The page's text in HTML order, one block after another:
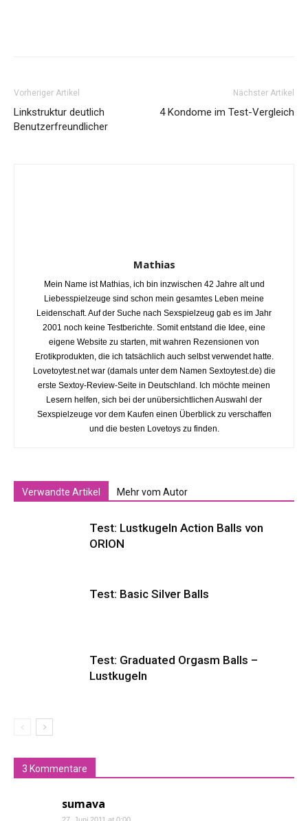
Vorheriger Artikel
Linkstruktur deutlich
Benutzerfreundlicher
Nächster Artikel
4 Kondome im Test-Vergleich
Mathias
Mein Name ist Mathias, ich bin inzwischen 42 Jahre alt und
Liebesspielzeuge sind schon mein gesamtes Leben meine
Leidenschaft. Auf der Suche nach Sexspielzeug gab es im Jahr
2001 noch keine Testberichte. Somit entstand die Idee, eine
eigene Website zu starten, mit wahren Rezensionen von
Erotikprodukten, die ich tatsächlich auch selbst verwendet hatte.
Lovetoytest.net war (damals unter dem Namen Sextoytest.de) die
erste Sextoy-Review-Seite in Deutschland. Ich möchte meinen
Lesern helfen, sich bei der unübersichtlichen Auswahl der
Sexspielzeuge vor dem Kaufen einen Überblick zu verschaffen
und die besten Lovetoys zu finden.
Verwandte Artikel Mehr vom Autor
Test: Lustkugeln Action Balls von
ORION
Test: Basic Silver Balls
Test: Graduated Orgasm Balls –
Lustkugeln
3 Kommentare
sumava